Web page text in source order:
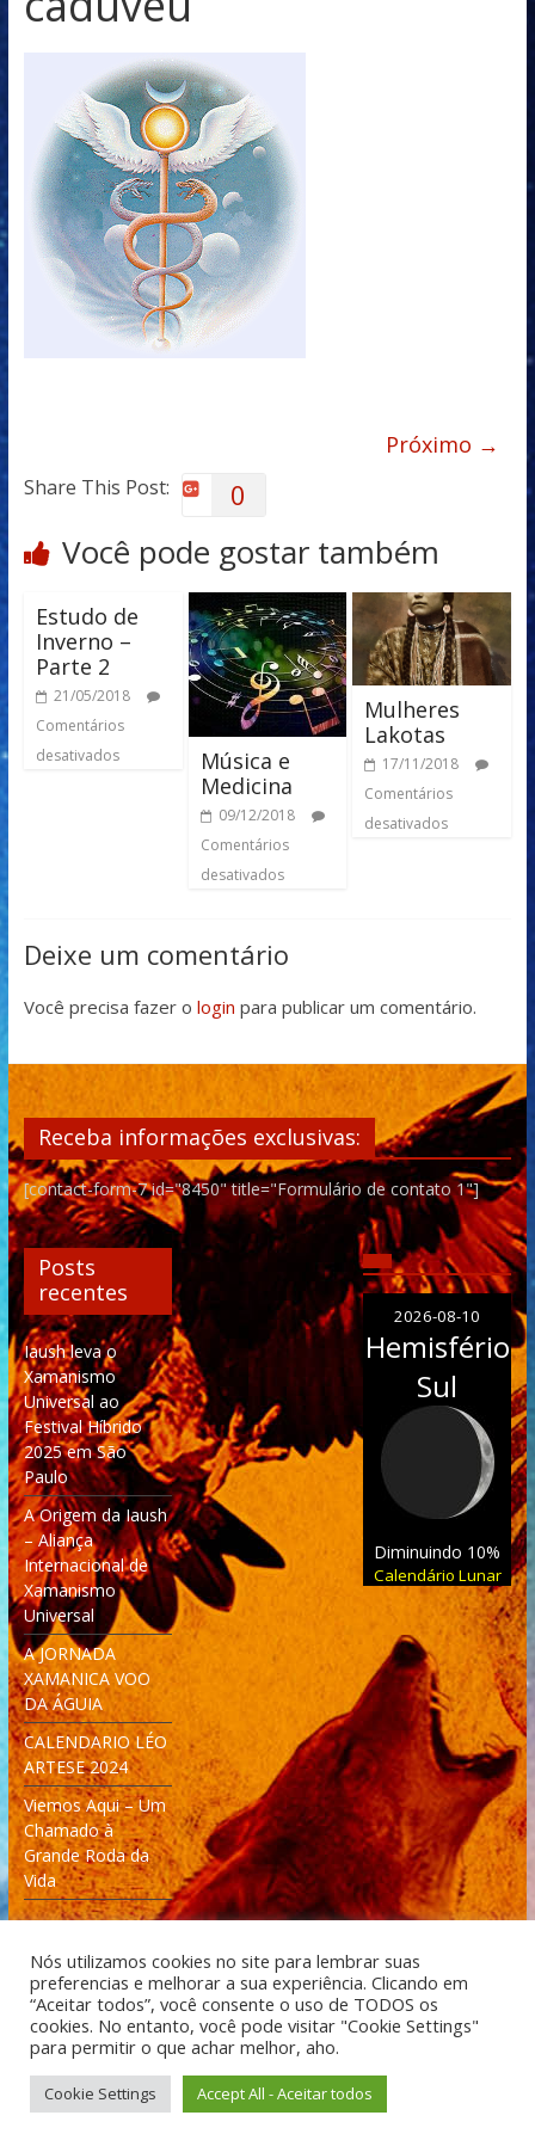
Próximo →
Share This Post: 0
Você pode gostar também
Estudo de
Inverno –
Parte 2
21/05/2018
Comentários
desativados
Música e
Medicina
09/12/2018
Comentários
desativados
Mulheres
Lakotas
17/11/2018
Comentários
desativados
Deixe um comentário
Você precisa fazer o login para publicar um comentário.
Receba informações exclusivas:
[contact-form-7 id="8450" title="Formulário de contato 1"]
Posts
recentes
Iaush leva o
Xamanismo
Universal ao
Festival Híbrido
2025 em São
Paulo
A Origem da Iaush
– Aliança
Internacional de
Xamanismo
Universal
A JORNADA
XAMANICA VOO
DA ÁGUIA
CALENDARIO LÉO
ARTESE 2024
Viemos Aqui – Um
Chamado à
Grande Roda da
Vida
2026-08-10
Hemisfério
Sul
Diminuindo 10%
Calendário Lunar
Desenvolvido: Moleculas4D - Engenharia Espacial e
Tecnologia [moleculas4d.com.br]
Nós utilizamos cookies no site para lembrar suas
preferencias e melhorar a sua experiência. Clicando em
“Aceitar todos”, você consente o uso de TODOS os
cookies. No entanto, você pode visitar "Cookie Settings"
para permitir o que achar melhor, aho.
Cookie Settings Accept All - Aceitar todos